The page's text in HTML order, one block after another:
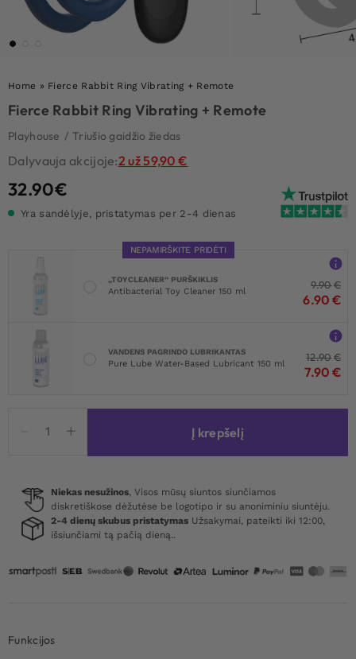
Home » Fierce Rabbit Ring Vibrating + Remote
Fierce Rabbit Ring Vibrating + Remote
Playhouse / Triušio gaidžio žiedas
Dalyvauja akcijoje:2 už 59,90 €
32.90€
Yra sandėlyje, pristatymas per 2-4 dienas
NEPAMIRŠKITE PRIDĖTI
„TOYCLEANER“ PURŠKIKLIS
Antibacterial Toy Cleaner 150 ml
9.90€
6.90 €
VANDENS PAGRINDO LUBRIKANTAS
Pure Lube Water-Based Lubricant 150 ml
12.90€
7.90 €
kiekis:
Ring
Vibrating
+
Į krepšelį
Niekas nesužinos, Visos mūsų siuntos siunčiamos
diskretiškose dėžutėse be logotipo ir su anoniminiu siuntėju.
2-4 dienų skubus pristatymas Užsakymai, pateikti iki 12:00,
išsiunčiami tą pačią dieną..
Funkcijos